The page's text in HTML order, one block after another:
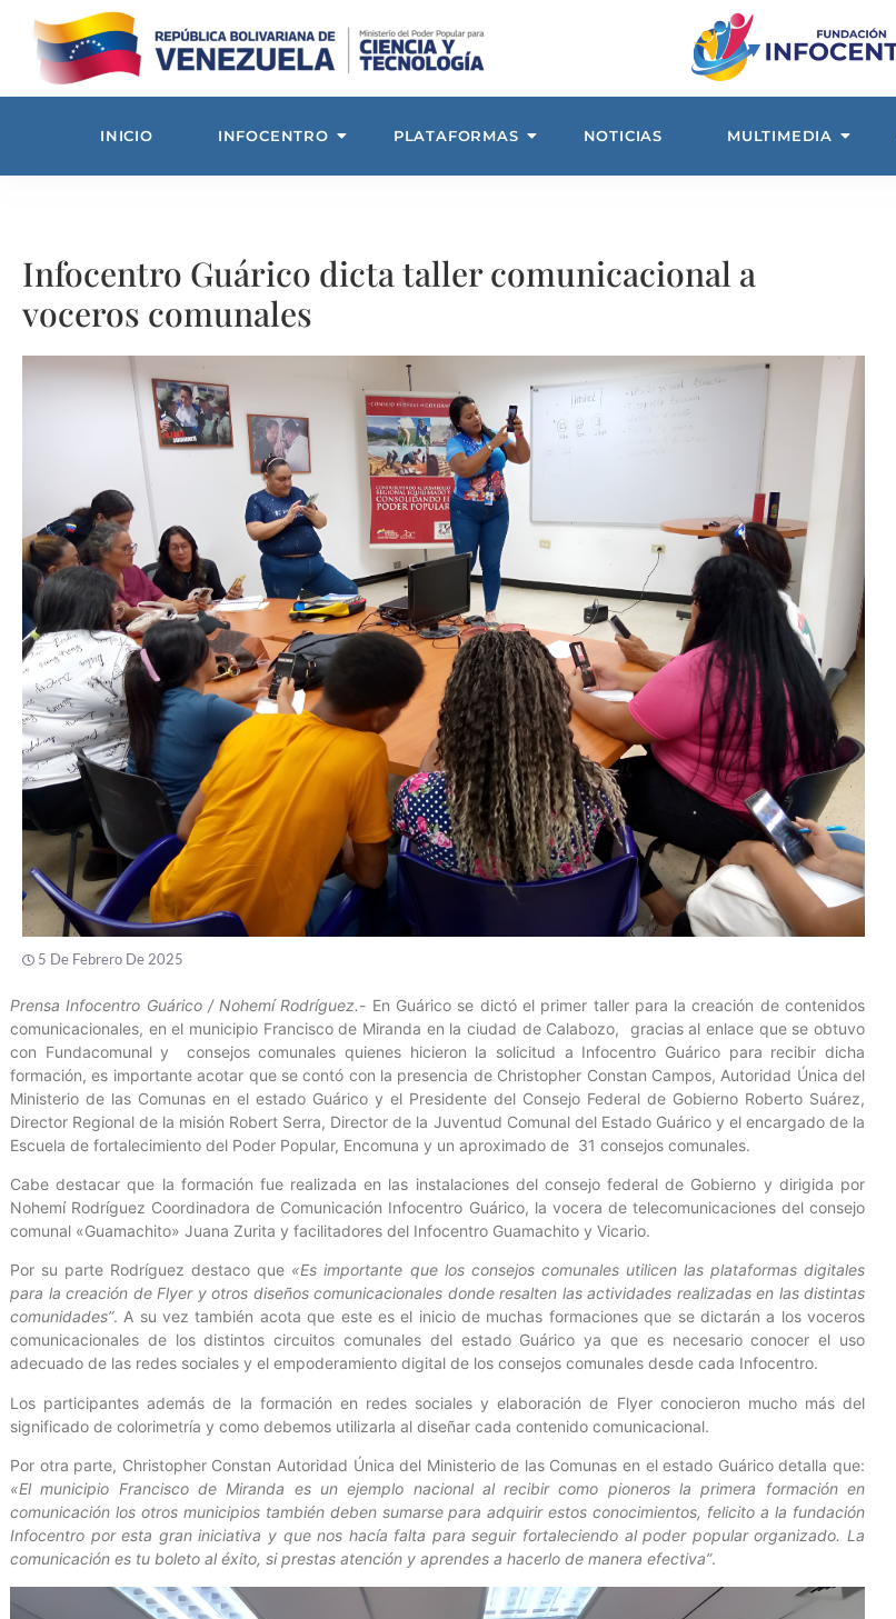
INICIO INFOCENTRO PLATAFORMAS NOTICIAS MULTIMEDIA
Infocentro Guárico dicta taller comunicacional a
voceros comunales
5 De Febrero De 2025
Prensa Infocentro Guárico / Nohemí Rodríguez.- En Guárico se dictó el primer taller para la creación de contenidos
comunicacionales, en el municipio Francisco de Miranda en la ciudad de Calabozo, gracias al enlace que se obtuvo
con Fundacomunal y consejos comunales quienes hicieron la solicitud a Infocentro Guárico para recibir dicha
formación, es importante acotar que se contó con la presencia de Christopher Constan Campos, Autoridad Única del
Ministerio de las Comunas en el estado Guárico y el Presidente del Consejo Federal de Gobierno Roberto Suárez,
Director Regional de la misión Robert Serra, Director de la Juventud Comunal del Estado Guárico y el encargado de la
Escuela de fortalecimiento del Poder Popular, Encomuna y un aproximado de 31 consejos comunales.
Cabe destacar que la formación fue realizada en las instalaciones del consejo federal de Gobierno y dirigida por
Nohemí Rodríguez Coordinadora de Comunicación Infocentro Guárico, la vocera de telecomunicaciones del consejo
comunal «Guamachito» Juana Zurita y facilitadores del Infocentro Guamachito y Vicario.
Por su parte Rodríguez destaco que «Es importante que los consejos comunales utilicen las plataformas digitales
para la creación de Flyer y otros diseños comunicacionales donde resalten las actividades realizadas en las distintas
comunidades”. A su vez también acota que este es el inicio de muchas formaciones que se dictarán a los voceros
comunicacionales de los distintos circuitos comunales del estado Guárico ya que es necesario conocer el uso
adecuado de las redes sociales y el empoderamiento digital de los consejos comunales desde cada Infocentro.
Los participantes además de la formación en redes sociales y elaboración de Flyer conocieron mucho más del
significado de colorimetría y como debemos utilizarla al diseñar cada contenido comunicacional.
Por otra parte, Christopher Constan Autoridad Única del Ministerio de las Comunas en el estado Guárico detalla que:
«El municipio Francisco de Miranda es un ejemplo nacional al recibir como pioneros la primera formación en
comunicación los otros municipios también deben sumarse para adquirir estos conocimientos, felicito a la fundación
Infocentro por esta gran iniciativa y que nos hacía falta para seguir fortaleciendo al poder popular organizado. La
comunicación es tu boleto al éxito, si prestas atención y aprendes a hacerlo de manera efectiva”.